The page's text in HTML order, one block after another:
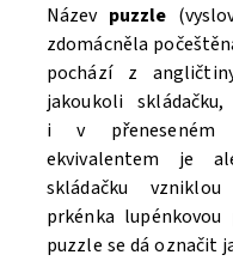
Název puzzle
zdomácněla
pochází z
jakoukoli
i v přeneseném
ekvivalentem je
skládačku
prkénka
puzzle se dá označit